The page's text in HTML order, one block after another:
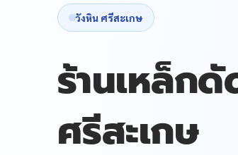
วังหิน ศรีสะเกษ
ร้านเหล็ก
ศรีสะเกษ